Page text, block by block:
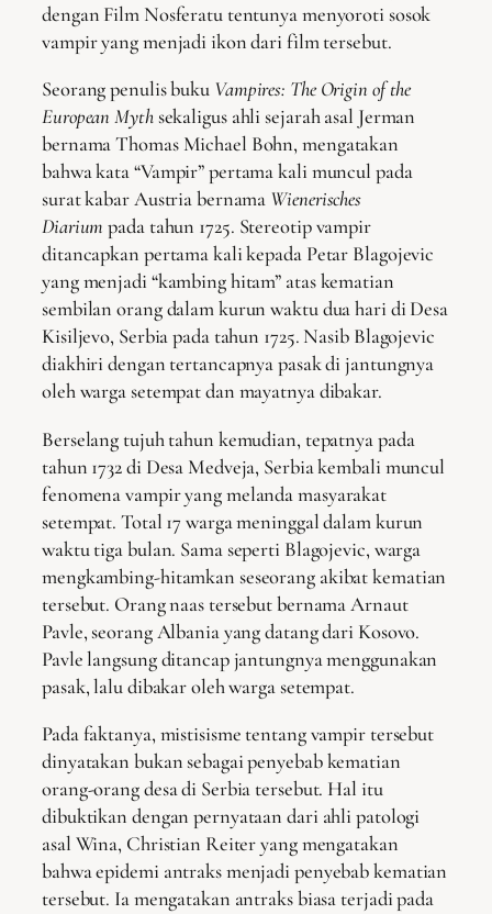
dengan Film Nosferatu tentunya menyoroti sosok
vampir yang menjadi ikon dari film tersebut.
Seorang penulis buku Vampires: The Origin of the
European Mythsekaligus ahli sejarah asal Jerman
bernama Thomas Michael Bohn, mengatakan
bahwa kata “Vampir” pertama kali muncul pada
surat kabar Austria bernama Wienerisches
Diarium pada tahun 1725. Stereotip vampir
ditancapkan pertama kali kepada Petar Blagojevic
yang menjadi “kambing hitam” atas kematian
sembilan orang dalam kurun waktu dua hari di Desa
Kisiljevo, Serbia pada tahun 1725. Nasib Blagojevic
diakhiri dengan tertancapnya pasak di jantungnya
oleh warga setempat dan mayatnya dibakar.
Berselang tujuh tahun kemudian, tepatnya pada
tahun 1732 di Desa Medveja, Serbia kembali muncul
fenomena vampir yang melanda masyarakat
setempat. Total 17 warga meninggal dalam kurun
waktu tiga bulan. Sama seperti Blagojevic, warga
mengkambing-hitamkan seseorang akibat kematian
tersebut. Orang naas tersebut bernama Arnaut
Pavle, seorang Albania yang datang dari Kosovo.
Pavle langsung ditancap jantungnya menggunakan
pasak, lalu dibakar oleh warga setempat.
Pada faktanya, mistisisme tentang vampir tersebut
dinyatakan bukan sebagai penyebab kematian
orang-orang desa di Serbia tersebut. Hal itu
dibuktikan dengan pernyataan dari ahli patologi
asal Wina, Christian Reiter yang mengatakan
bahwa epidemi antraks menjadi penyebab kematian
tersebut. Ia mengatakan antraks biasa terjadi pada